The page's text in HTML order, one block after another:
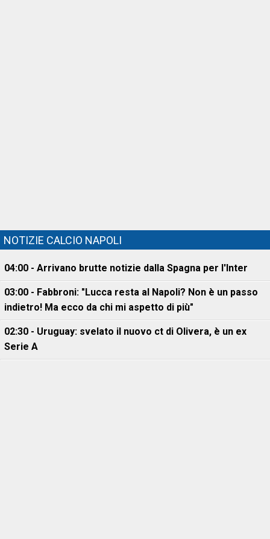
NOTIZIE CALCIO NAPOLI
04:00 - Arrivano brutte notizie dalla Spagna per l'Inter
03:00 - Fabbroni: "Lucca resta al Napoli? Non è un passo
indietro! Ma ecco da chi mi aspetto di più"
02:30 - Uruguay: svelato il nuovo ct di Olivera, è un ex
Serie A